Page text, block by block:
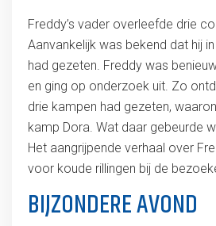
Freddy’s vader overleefde drie
Aanvankelijk was bekend dat hij
had gezeten. Freddy was
en ging op onderzoek uit. Zo
drie kampen had gezeten,
kamp Dora. Wat daar gebeurde
Het aangrijpende verhaal over
voor koude rillingen bij de
BIJZONDERE AVOND